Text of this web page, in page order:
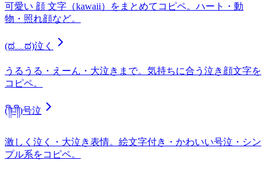
可愛い 顔 文字（kawaii）をまとめてコピペ。ハート・動
物・照れ顔など。
(ಥ﹏ಥ)泣く
うるうる・えーん・大泣きまで。気持ちに合う泣き顔文字を
コピペ。
(༎ຶ⌑༎ຶ)号泣
激しく泣く・大泣き表情。絵文字付き・かわいい号泣・シン
プル系をコピペ。